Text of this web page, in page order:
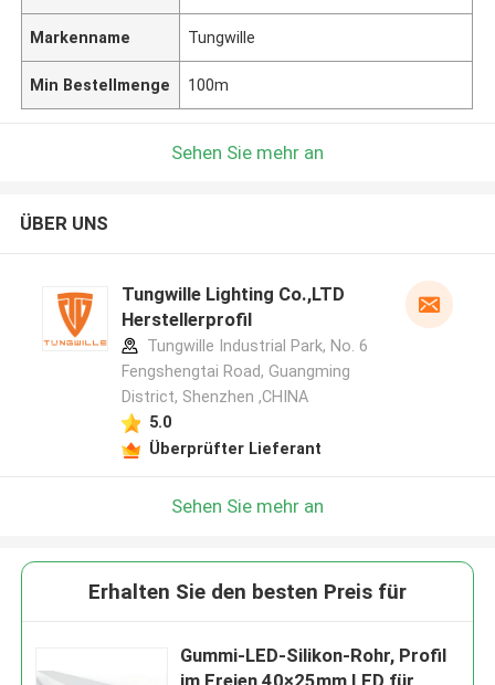
Markenname Tungwille
Min Bestellmenge 100m
Sehen Sie mehr an
ÜBER UNS
Tungwille Lighting Co.,LTD
Herstellerprofil
Tungwille Industrial Park, No. 6
Fengshengtai Road, Guangming
District, Shenzhen ,CHINA
5.0
Überprüfter Lieferant
Sehen Sie mehr an
Erhalten Sie den besten Preis für
Gummi-LED-Silikon-Rohr, Profil